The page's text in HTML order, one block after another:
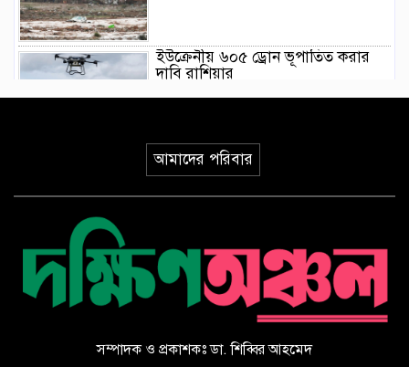
ইউক্রেনীয় ৬০৫ ড্রোন ভূপাতিত করার
দাবি রাশিয়ার
মিয়ানমারের সাবেক জান্তা প্রধানের প্রথম
থাইল্যান্ড সফর
ভারতের আসামে ভয়াবহ বন্যায় মৃত্যু
আমাদের পরিবার
সম্পাদক ও প্রকাশকঃ ডা. শিব্বির আহমেদ